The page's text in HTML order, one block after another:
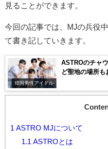
見ることができます。
今回の記事では、 MJの兵役
て書き記していきます。
韓国男性アイドル
ASTROのチャ
ど聖地の場所も
1 ASTRO MJについて
1.1 ASTROとは